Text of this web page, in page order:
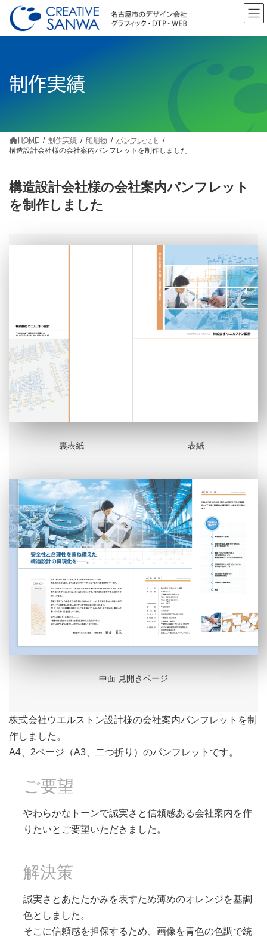
制作実績
HOME 制作実績 印刷物
パンフレット
構造設計会社様の会社案内パンフレットを制作しました
構造設計会社様の会社案内パンフレット
を制作しました
裏表紙 表紙
中面 見開きページ
株式会社ウエルストン設計様の会社案内パンフレットを制
作しました。
A4、2ページ（A3、二つ折り）のパンフレットです。
ご要望
やわらかなトーンで誠実さと信頼感ある会社案内を作
りたいとご要望いただきました。
解決策
誠実さとあたたかみを表すため薄めのオレンジを基調
色としました。
そこに信頼感を担保するため、画像を青色の色調で統